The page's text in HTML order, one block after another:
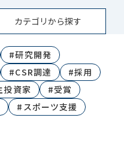
カテゴリから探す
#研究開発
#CSR調達
#採用
投資家
#受賞
#スポーツ支援